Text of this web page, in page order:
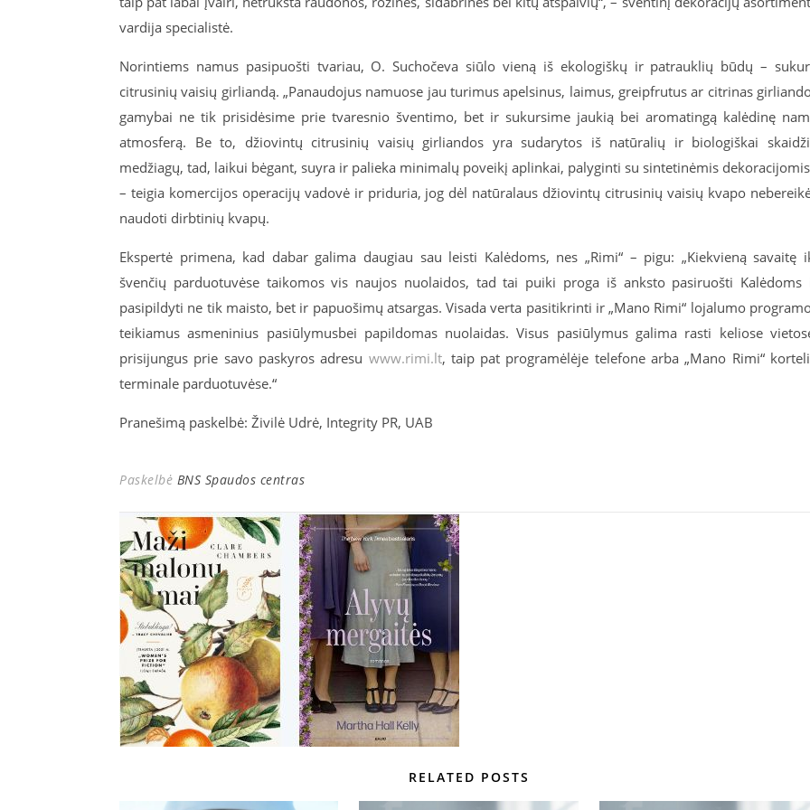
vardija specialistė.
Norintiems namus pasipuošti tvariau, O. Suchočeva siūlo vieną iš ekologiškų ir patrauklių būdų –
citrusinių vaisių girliandą. „Panaudojus namuose jau turimus apelsinus, laimus, greipfrutus ar citrinas
gamybai ne tik prisidėsime prie tvaresnio šventimo, bet ir sukursime jaukią bei aromatingą kalėdinę
atmosferą. Be to, džiovintų citrusinių vaisių girliandos yra sudarytos iš natūralių ir biologiškai
medžiagų, tad, laikui bėgant, suyra ir palieka minimalų poveikį aplinkai, palyginti su sintetinėmis
– teigia komercijos operacijų vadovė ir priduria, jog dėl natūralaus džiovintų citrusinių vaisių kvapo
naudoti dirbtinių kvapų.
Ekspertė primena, kad dabar galima daugiau sau leisti Kalėdoms, nes „Rimi“ – pigu: „Kiekvieną savaitę
švenčių parduotuvėse taikomos vis naujos nuolaidos, tad tai puiki proga iš anksto pasiruošti Kalėdoms
pasipildyti ne tik maisto, bet ir papuošimų atsargas. Visada verta pasitikrinti ir „Mano Rimi“ lojalumo
teikiamus asmeninius pasiūlymusbei papildomas nuolaidas. Visus pasiūlymus galima rasti keliose
prisijungus prie savo paskyros adresu www.rimi.lt, taip pat programėlėje telefone arba „Mano Rimi“
terminale parduotuvėse.“
Pranešimą paskelbė: Živilė Udrė, Integrity PR, UAB
Paskelbė BNS Spaudos centras
RELATED POSTS